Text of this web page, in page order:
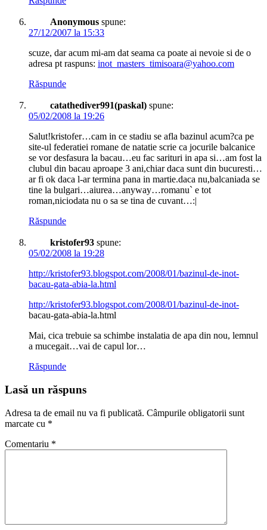
Anonymous spune:
27/12/2007 la 15:33
scuze, dar acum mi-am dat seama ca poate ai nevoie si de o
adresa pt raspuns: inot_masters_timisoara@yahoo.com
Răspunde
catathediver991(paskal) spune:
05/02/2008 la 19:26
Salut!kristofer…cam in ce stadiu se afla bazinul acum?ca pe
site-ul federatiei romane de natatie scrie ca jocurile balcanice
se vor desfasura la bacau…eu fac sarituri in apa si…am fost la
clubul din bacau aproape 3 ani,chiar daca sunt din bucuresti…
ar fi ok daca l-ar termina pana in martie.daca nu,balcaniada se
tine la bulgari…aiurea…anyway…romanu` e tot
roman,niciodata nu o sa se tina de cuvant…:|
Răspunde
kristofer93 spune:
05/02/2008 la 19:28
http://kristofer93.blogspot.com/2008/01/bazinul-de-inot-
bacau-gata-abia-la.html
http://kristofer93.blogspot.com/2008/01/bazinul-de-inot-
bacau-gata-abia-la.html
Mai, cica trebuie sa schimbe instalatia de apa din nou, lemnul
a mucegait…vai de capul lor…
Răspunde
Lasă un răspuns
Adresa ta de email nu va fi publicată. Câmpurile obligatorii sunt
marcate cu *
Comentariu *